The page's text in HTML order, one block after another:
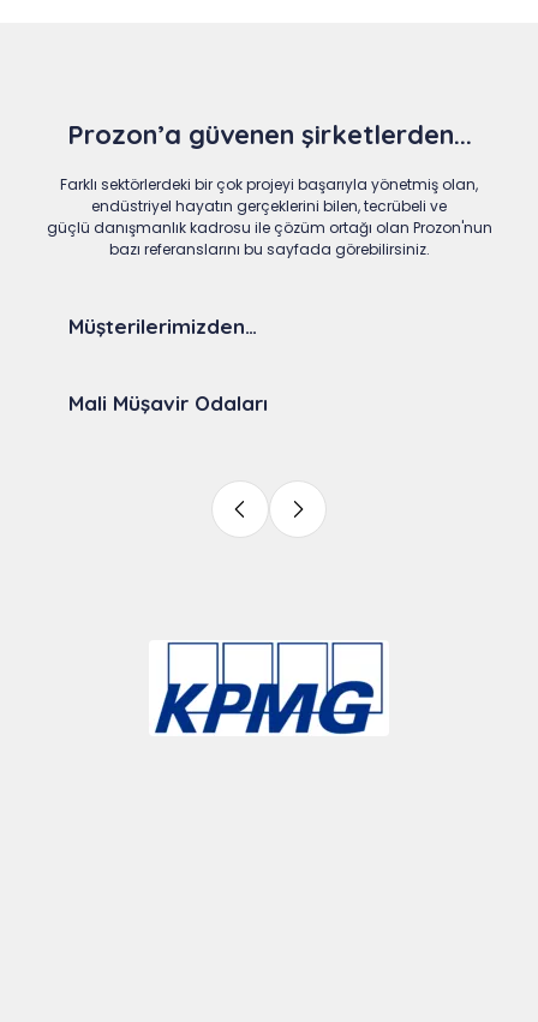
Prozon’a güvenen şirketlerden...
Farklı sektörlerdeki bir çok projeyi başarıyla yönetmiş olan,
endüstriyel hayatın gerçeklerini bilen, tecrübeli ve
güçlü danışmanlık kadrosu ile çözüm ortağı olan Prozon'nun
bazı referanslarını bu sayfada görebilirsiniz.
Müşterilerimizden…
Mali Müşavir Odaları